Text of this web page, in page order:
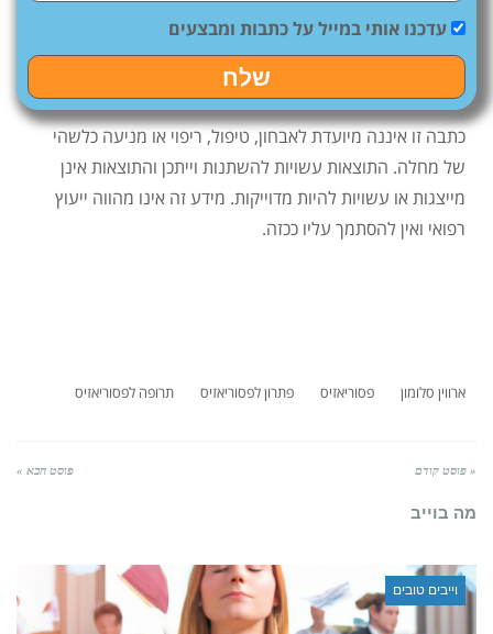
עדכנו אותי במייל על כתבות ומבצעים
שלח
כתבה זו איננה מיועדת לאבחון, טיפול, ריפוי או מניעה כלשהי
של מחלה. התוצאות עשויות להשתנות וייתכן והתוצאות אינן
מייצגות או עשויות להיות מדוייקות. מידע זה אינו מהווה ייעוץ
רפואי ואין להסתמך עליו ככזה.
ארווין סלומון פסוריאזיס פתרון לפסוריאזיס תרופה לפסוריאזיס
« פוסט קודם פוסט הבא »
מה בוייב
וייבים טובים